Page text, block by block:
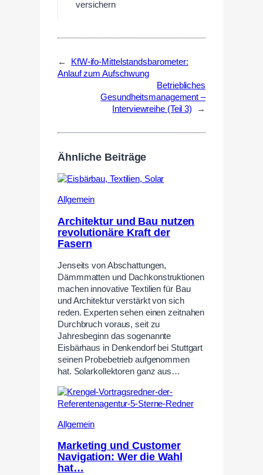
versichern
←
KfW-ifo-Mittelstandsbarometer:
Anlauf zum Aufschwung
Betriebliches
Gesundheitsmanagement –
Interviewreihe (Teil 3)
→
Ähnliche Beiträge
Allgemein
Architektur und Bau nutzen
revolutionäre Kraft der
Fasern
Jenseits von Abschattungen,
Dämmmatten und Dachkonstruktionen
machen innovative Textilien für Bau
und Architektur verstärkt von sich
reden. Experten sehen einen zeitnahen
Durchbruch voraus, seit zu
Jahresbeginn das sogenannte
Eisbärhaus in Denkendorf bei Stuttgart
seinen Probebetrieb aufgenommen
hat. Solarkollektoren ganz aus…
Allgemein
Marketing und Customer
Navigation: Wer die Wahl
hat…